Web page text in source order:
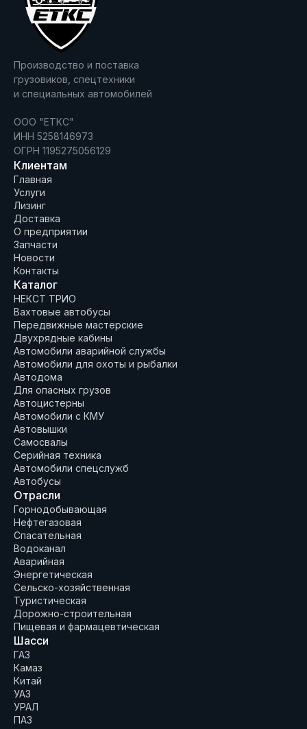
Производство и поставка
грузовиков, спецтехники
и специальных автомобилей
ООО "ЕТКС"
ИНН 5258146973
ОГРН 1195275056129
Клиентам
Главная
Услуги
Лизинг
Доставка
О предприятии
Запчасти
Новости
Контакты
Каталог
НЕКСТ ТРИО
Вахтовые автобусы
Передвижные мастерские
Двухрядные кабины
Автомобили аварийной службы
Автомобили для охоты и рыбалки
Автодома
Для опасных грузов
Автоцистерны
Автомобили с КМУ
Автовышки
Самосвалы
Серийная техника
Автомобили спецслужб
Автобусы
Отрасли
Горнодобывающая
Нефтегазовая
Спасательная
Водоканал
Аварийная
Энергетическая
Сельско-хозяйственная
Туристическая
Дорожно-строительная
Пищевая и фармацевтическая
Шасси
ГАЗ
Камаз
Китай
УАЗ
УРАЛ
ПАЗ